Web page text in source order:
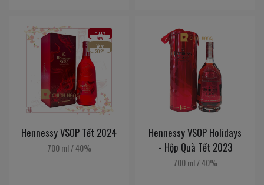
Happy
New
Year
2024
Hennessy VSOP Tết 2024
700 ml /40%
Hennessy VSOP Holidays
- Hộp Quà Tết 2023
700 ml /40%